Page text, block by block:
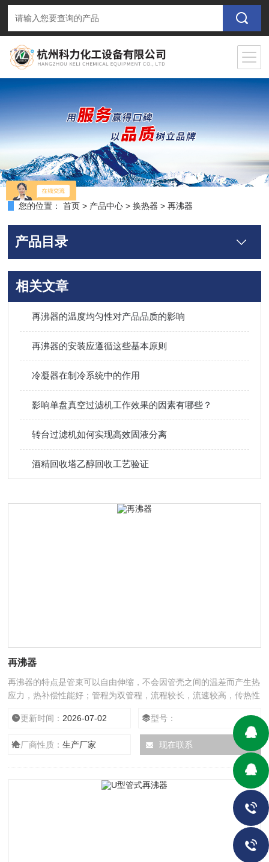
您的位置： 首页 > 产品中心 >换热器 >再沸器
产品目录
相关文章
再沸器的温度均匀性对产品品质的影响
再沸器的安装应遵循这些基本原则
冷凝器在制冷系统中的作用
影响单盘真空过滤机工作效果的因素有哪些？
转台过滤机如何实现高效固液分离
酒精回收塔乙醇回收工艺验证
再沸器
再沸器的特点是管束可以自由伸缩，不会因管壳之间的温差而产生热
应力，热补偿性能好；管程为双管程，流程较长，流速较高，传热性
构简单，造价便宜。
更新时间： 2026-07-02 型号：
厂商性质：生产厂家 现在联系